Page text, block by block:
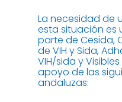
La necesidad de
esta situación es
parte de Cesida,
de VIH y Sida,
VIH/sida y
apoyo de las
andaluzas: